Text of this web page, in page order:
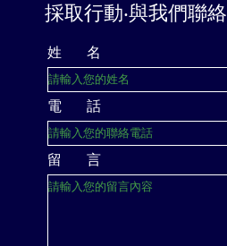
採取行動‧與我們聯絡